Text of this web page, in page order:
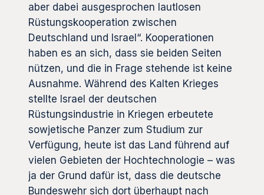
aber dabei ausgesprochen lautlosen
Rüstungskooperation zwischen
Deutschland und Israel“. Kooperationen
haben es an sich, dass sie beiden Seiten
nützen, und die in Frage stehende ist keine
Ausnahme. Während des Kalten Krieges
stellte Israel der deutschen
Rüstungsindustrie in Kriegen erbeutete
sowjetische Panzer zum Studium zur
Verfügung, heute ist das Land führend auf
vielen Gebieten der Hochtechnologie – was
ja der Grund dafür ist, dass die deutsche
Bundeswehr sich dort überhaupt nach